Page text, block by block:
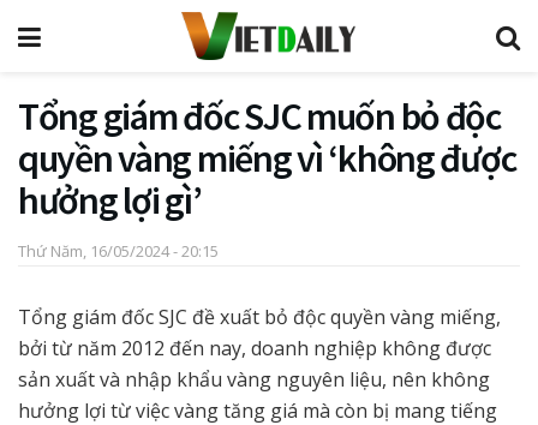
Tổng giám đốc SJC muốn bỏ độc
quyền vàng miếng vì ‘không được
hưởng lợi gì’
Thứ Năm, 16/05/2024 - 20:15
Tổng giám đốc SJC đề xuất bỏ độc quyền vàng miếng,
bởi từ năm 2012 đến nay, doanh nghiệp không được
sản xuất và nhập khẩu vàng nguyên liệu, nên không
hưởng lợi từ việc vàng tăng giá mà còn bị mang tiếng